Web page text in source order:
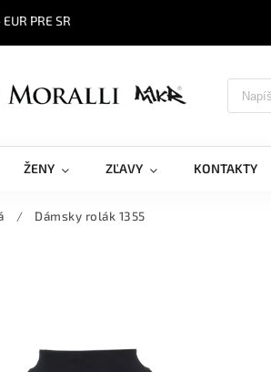
PRE SR
ŽENY ZĽAVY KONTAKTY
/ Dámsky rolák 1355